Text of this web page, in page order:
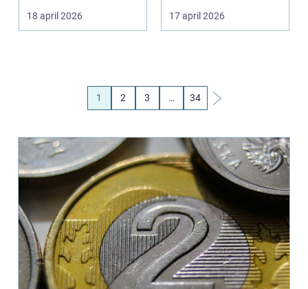
som en konce...
18 april 2026
snabbt. I ställ...
17 april 2026
1 2 3 … 34